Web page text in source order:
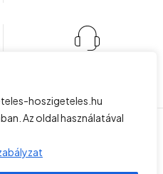
hoszigeteles.hu
Az oldal használatával